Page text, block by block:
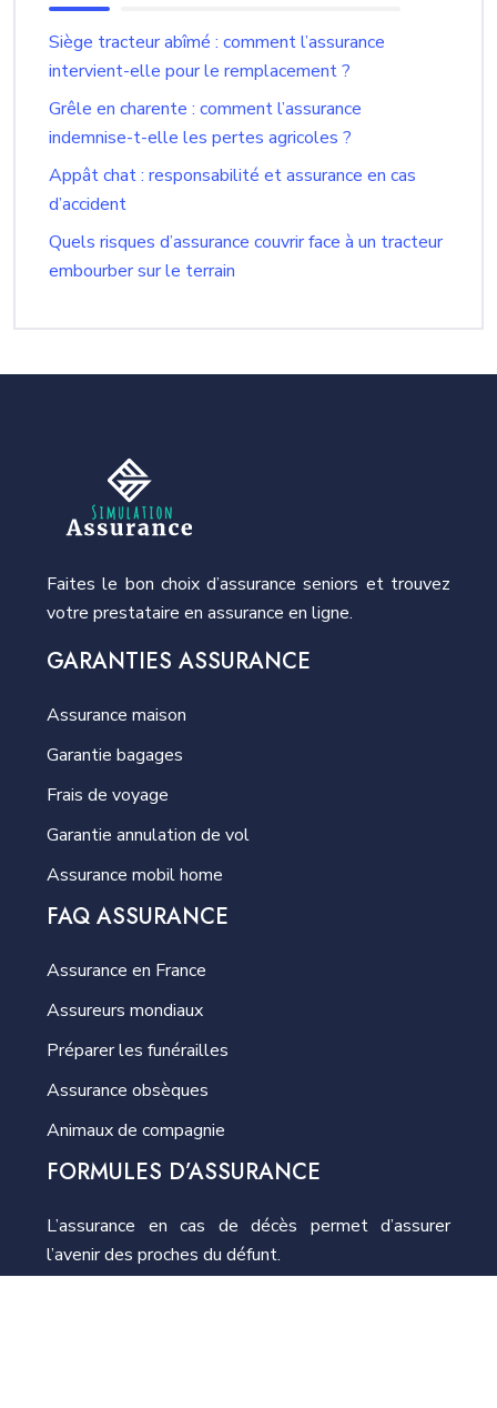
Siège tracteur abîmé : comment l’assurance
intervient-elle pour le remplacement ?
Grêle en charente : comment l’assurance
indemnise-t-elle les pertes agricoles ?
Appât chat : responsabilité et assurance en cas
d’accident
Quels risques d’assurance couvrir face à un tracteur
embourber sur le terrain
Faites le bon choix d’assurance seniors et trouvez
votre prestataire en assurance en ligne.
GARANTIES ASSURANCE
Assurance maison
Garantie bagages
Frais de voyage
Garantie annulation de vol
Assurance mobil home
FAQ ASSURANCE
Assurance en France
Assureurs mondiaux
Préparer les funérailles
Assurance obsèques
Animaux de compagnie
FORMULES D’ASSURANCE
L’assurance en cas de décès permet d’assurer
l’avenir des proches du défunt.